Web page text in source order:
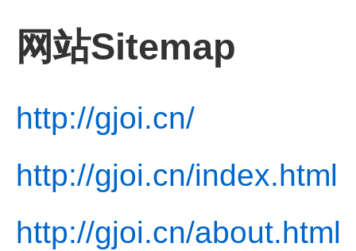
网站Sitemap
http://gjoi.cn/
http://gjoi.cn/index.html
http://gjoi.cn/about.html